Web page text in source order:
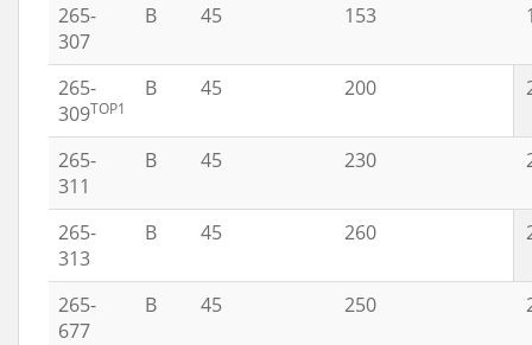
265-
307
B 45 153
265-
309TOP1
B 45 200
265-
311
B 45 230
265-
313
B 45 260
265-
677
B 45 250